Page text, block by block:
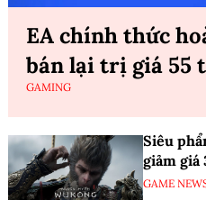
EA chính thức
bán lại trị giá 55
GAMING
Siêu
giảm giá
GAME